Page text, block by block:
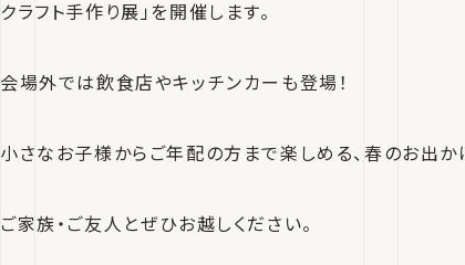
クラフト手作り展」を開催します。
会場外では飲食店やキッチンカーも登場！
小さなお子様からご年配の方まで楽しめる、春のお出か
ご家族・ご友人とぜひお越しください。